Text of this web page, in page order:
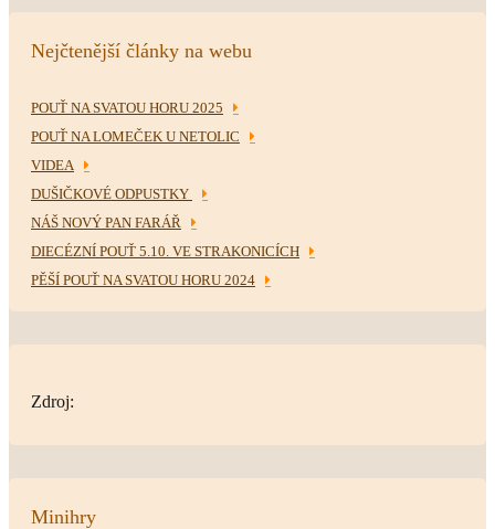
Nejčtenější články na webu
POUŤ NA SVATOU HORU 2025
POUŤ NA LOMEČEK U NETOLIC
VIDEA
DUŠIČKOVÉ ODPUSTKY
NÁŠ NOVÝ PAN FARÁŘ
DIECÉZNÍ POUŤ 5.10. VE STRAKONICÍCH
PĚŠÍ POUŤ NA SVATOU HORU 2024
Zdroj:
Minihry